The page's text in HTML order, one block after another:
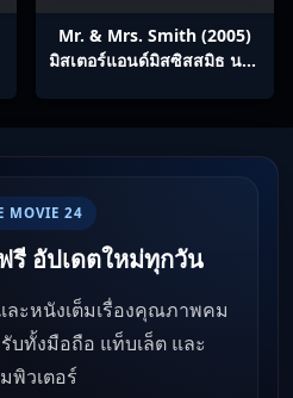
Mr. & Mrs. Smith (2005)
มิสเตอร์แอนด์มิสซิสสมิธ นาย
MOVIE 24
อัปเดตใหม่ทุกวัน
ะหนังเต็มเรื่องคุณภาพคม
บทั้งมือถือ แท็บเล็ต และ
พิวเตอร์